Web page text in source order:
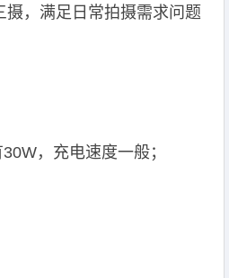
摄，满足日常拍摄需求问题
，充电速度一般；